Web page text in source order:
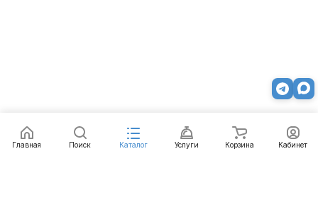
Главная Поиск Каталог Услуги Корзина Кабинет